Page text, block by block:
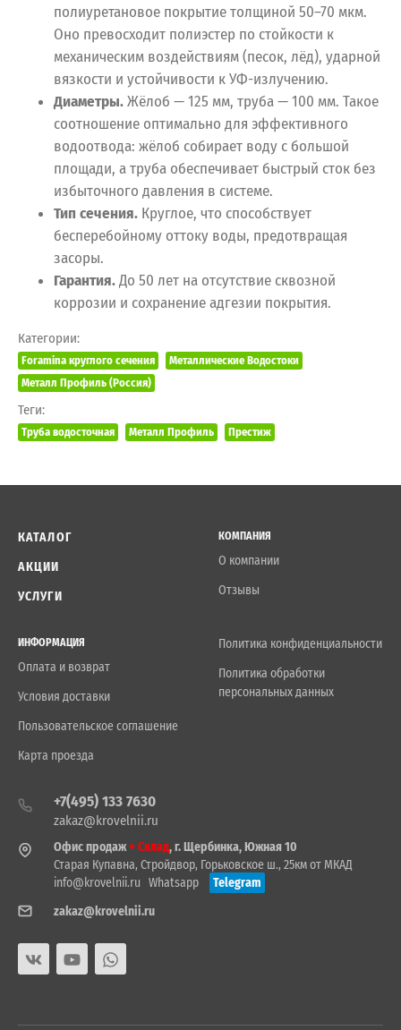
полиуретановое покрытие толщиной 50–70 мкм.
Оно превосходит полиэстер по стойкости к
механическим воздействиям (песок, лёд), ударной
вязкости и устойчивости к УФ-излучению.
Диаметры.Жёлоб — 125 мм, труба — 100 мм. Такое
соотношение оптимально для эффективного
водоотвода: жёлоб собирает воду с большой
площади, а труба обеспечивает быстрый сток без
избыточного давления в системе.
Тип сечения. Круглое, что способствует
бесперебойному оттоку воды, предотвращая
засоры.
Гарантия.До 50 лет на отсутствие сквозной
коррозии и сохранение адгезии покрытия.
Категории:
Foramina круглого сечения
Металлические Водостоки
Металл Профиль (Россия)
Теги:
Труба водосточная Металл Профиль Престиж
КАТАЛОГ
АКЦИИ
УСЛУГИ
КОМПАНИЯ
О компании
Отзывы
ИНФОРМАЦИЯ
Оплата и возврат
Условия доставки
Пользовательское соглашение
Карта проезда
Политика конфиденциальности
Политика обработки
персональных данных
+7(495) 133 7630
zakaz@krovelnii.ru
Офис продаж+ Склад, г. Щербинка, Южная 10
Старая Купавна, Стройдвор, Горьковское ш., 25км от МКАД
info@krovelnii.ru Whatsapp
Telegram
zakaz@krovelnii.ru